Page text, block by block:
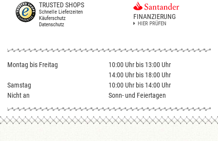
TRUSTED SHOPS
Schnelle Lieferzeiten
Käuferschutz
Datenschutz
FINANZIERUNG
HIER PRÜFEN
Montag bis Freitag
10:00 Uhr bis 13:00 Uhr
14:00 Uhr bis 18:00 Uhr
Samstag
10:00 Uhr bis 14:00 Uhr
Nicht an
Sonn- und Feiertagen